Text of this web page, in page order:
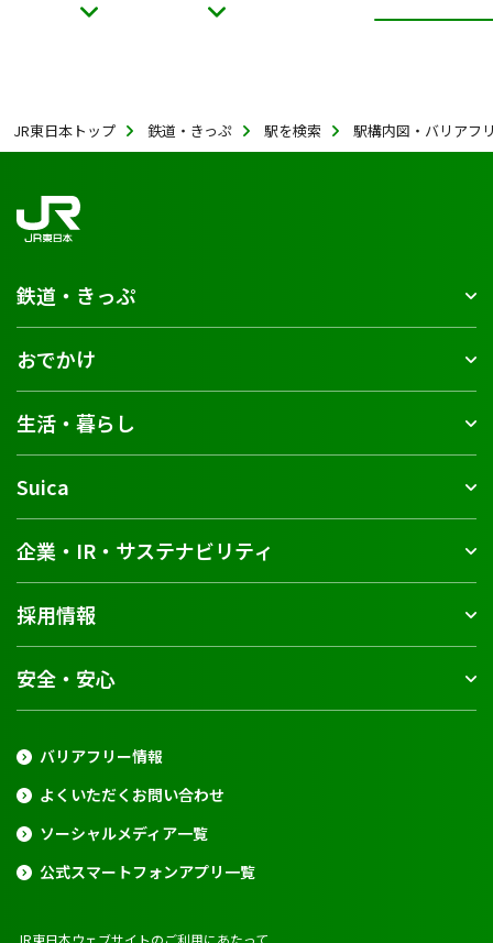
JR東日本トップ 鉄道・きっぷ 駅を検索 駅構内図・バリアフ
鉄道・きっぷ
おでかけ
生活・暮らし
Suica
企業・IR・サステナビリティ
採用情報
安全・安心
バリアフリー情報
よくいただくお問い合わせ
ソーシャルメディア一覧
公式スマートフォンアプリ一覧